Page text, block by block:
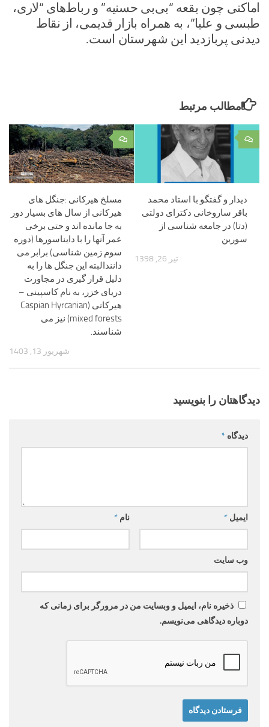
اماکنی چون بقعه “بی‌بی حسنیه” و رباط‌های “لاری،
طبسی و علیا”، به همراه بازار قدیمی، از نقاط
دیدنی پربازدید این شهرستان است.
مطالب مرتبط
۰
مسلخ هیرکانی :جنگل های
هیرکانی از سال های بسیار دور
به جا مانده اند و حتی برخی
عمر آنها را با دایناسورها (دوره
سوم زمین شناسی) برابر می
دانندالبته این جنگل ها را به
دلیل قرار گیری در مجاورت
دریای خزر، به نام کاسپینی –
هیرکانی (Caspian Hyrcanian
mixed forests) نیز می
شناسند.
شهریور 13, 1403
۰
دیدار و گفتگو با استاد محمد
باقر ساروخانی دکترای دولتی
(دتا) در جامعه شناسی از
سوربن
تیر 26, 1398
دیدگاهتان را بنویسید
دیدگاه *
نام * ایمیل *
وب‌ سایت
ذخیره نام، ایمیل و وبسایت من در مرورگر برای زمانی که
دوباره دیدگاهی می‌نویسم.